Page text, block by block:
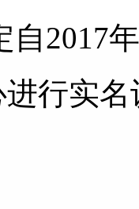
自2017
行实名